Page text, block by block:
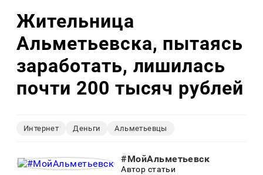
Жительница
Альметьевска, пытаясь
заработать, лишилась
почти 200 тысяч рублей
Интернет Деньги Альметьевцы
#МойАльметьевск
Автор статьи